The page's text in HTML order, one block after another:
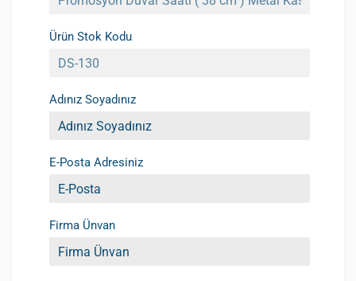
Ürün Stok Kodu
Adınız Soyadınız
E-Posta Adresiniz
Firma Ünvan